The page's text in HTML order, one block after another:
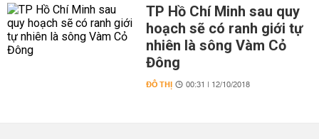
TP Hồ Chí Minh sau quy
hoạch sẽ có ranh giới tự
nhiên là sông Vàm Cỏ
Đông
ĐÔ THỊ 00:31 | 12/10/2018